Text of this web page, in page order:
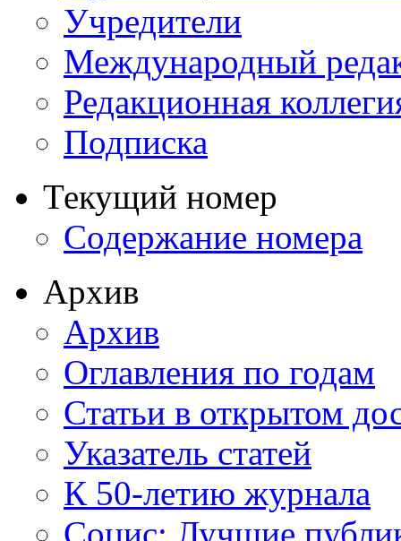
Учредители
Международный
Редакционная
Подписка
Текущий номер
Содержание номера
Архив
Архив
Оглавления по годам
Статьи в открытом
Указатель статей
К 50-летию журнала